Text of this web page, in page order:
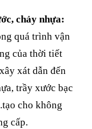
chảy nhựa:
quá trình vận
của thời tiết
xát dẫn đến
trầy xước bạc
cho không
cấp.